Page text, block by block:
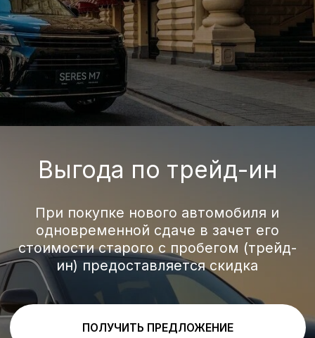
пиковая
мощность, л.с.
запас хода,
км
налоговая
мощность, л.с.
4WD
полный
привод
4,8
разгон до 100
654
крутящий
момент, Нм